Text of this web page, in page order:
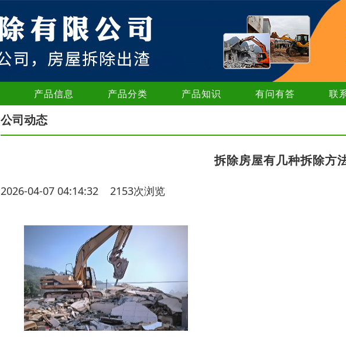
产品信息 产品分类 产品知识 有问有答 联
公司动态
拆除房屋有几种拆除方
2026-04-07 04:14:32 2153次浏览